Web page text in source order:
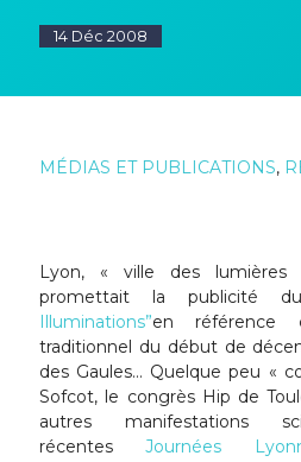
14 Déc 2008
MÉDIAS ET PUBLICATIONS,
Lyon, « ville des
promettait la publicité
Illuminations”en référence
traditionnel du début de
des Gaules… Quelque peu «
Sofcot, le congrès Hip de
autres manifestations
récentesJournées